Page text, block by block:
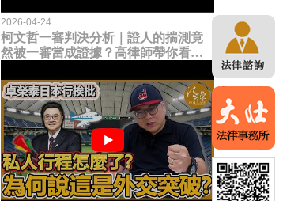
2026-04-24
柯文哲一審判決分析｜證人的揣測竟
然被一審當成證據？高律師帶你看未